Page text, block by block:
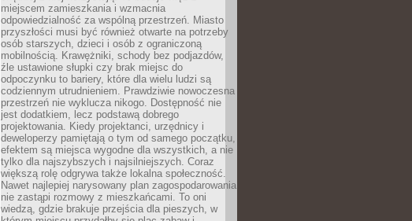
miejscem zamieszkania i wzmacnia
odpowiedzialność za wspólną przestrzeń. Miasto
przyszłości musi być również otwarte na potrzeby
osób starszych, dzieci i osób z ograniczoną
mobilnością. Krawężniki, schody bez podjazdów,
źle ustawione słupki czy brak miejsc do
odpoczynku to bariery, które dla wielu ludzi są
codziennym utrudnieniem. Prawdziwie nowoczesna
przestrzeń nie wyklucza nikogo. Dostępność nie
jest dodatkiem, lecz podstawą dobrego
projektowania. Kiedy projektanci, urzędnicy i
deweloperzy pamiętają o tym od samego początku,
efektem są miejsca wygodne dla wszystkich, a nie
tylko dla najszybszych i najsilniejszych. Coraz
większą rolę odgrywa także lokalna społeczność.
Nawet najlepiej narysowany plan zagospodarowania
nie zastąpi rozmowy z mieszkańcami. To oni
wiedzą, gdzie brakuje przejścia dla pieszych, w